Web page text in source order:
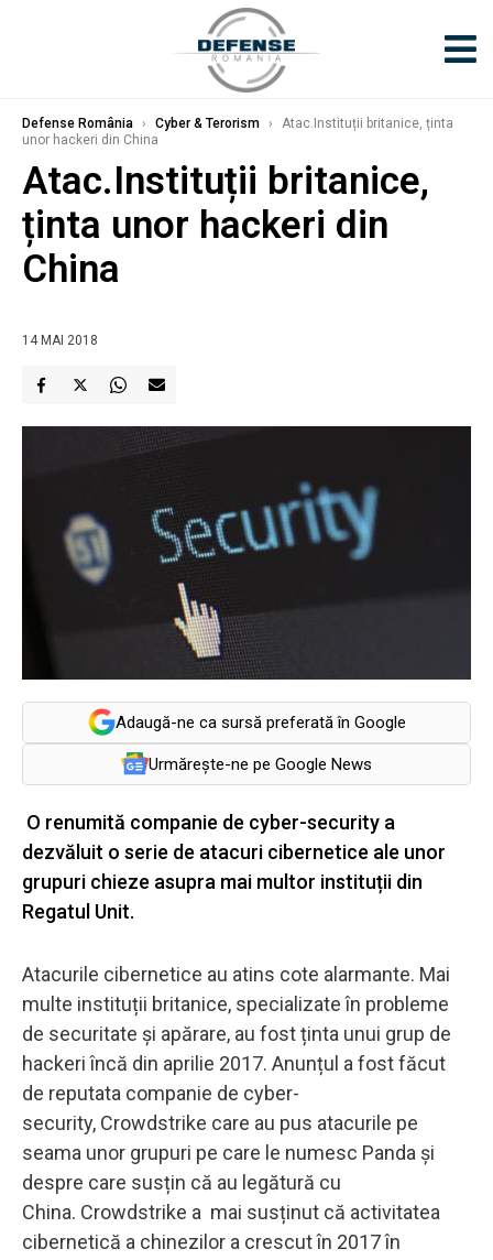
Defense România › Cyber & Terorism ›
Atac.Instituții britanice, ținta
unor hackeri din China
Atac.Instituții britanice,
ținta unor hackeri din
China
14 MAI 2018
Adaugă-ne ca sursă preferată în Google
Urmărește-ne pe Google News
O renumită companie de cyber-security a
dezvăluit o serie de atacuri cibernetice ale unor
grupuri chieze asupra mai multor instituții din
Regatul Unit.
Atacurile cibernetice au atins cote alarmante. Mai
multe instituții britanice, specializate în probleme
de securitate și apărare, au fost ținta unui grup de
hackeri încă din aprilie 2017. Anunțul a fost făcut
de reputata companie de cyber-
security, Crowdstrike care au pus atacurile pe
seama unor grupuri pe care le numesc Panda și
despre care susțin că au legătură cu
China. Crowdstrike a mai susținut că activitatea
cibernetică a chinezilor a crescut în 2017 în